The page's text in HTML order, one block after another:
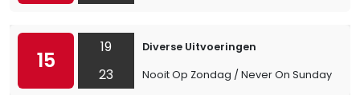
15
19
23
Diverse Uitvoeringen
Nooit Op Zondag / Never On Sunday